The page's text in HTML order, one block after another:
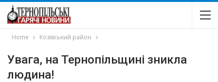
Home Козівський район
Увага, на Тернопільщині зникла
людина!